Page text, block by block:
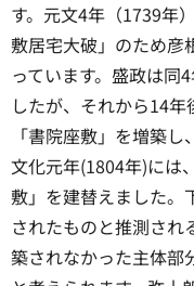
す。元文4年（1739年
敷居宅大破」のため彦
っています。盛政は同
したが、それから14
「書院座敷」を増築
文化元年(1804年)には
敷」を建替えました。
されたものと推測され
築されなかった主体部